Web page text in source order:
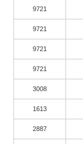
9721
9721
9721
9721
3008
1613
2887